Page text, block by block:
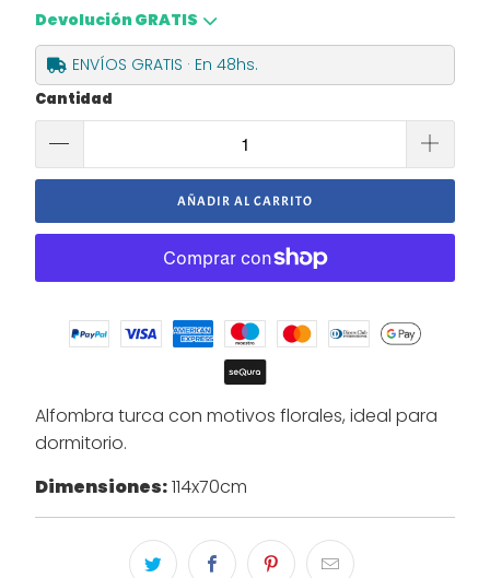
Devolución GRATIS
ENVÍOS GRATIS · En 48hs.
Cantidad
AÑADIR AL CARRITO
Alfombra turca con motivos florales, ideal para
dormitorio.
Dimensiones:114x70cm